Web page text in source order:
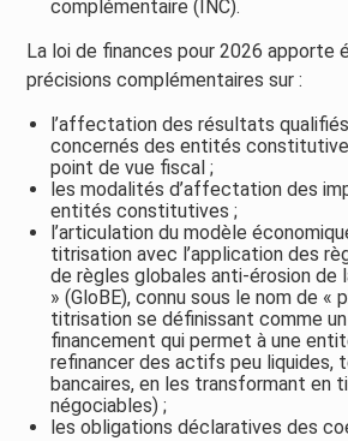
complémentaire (INC).
La loi de finances pour 2026 apporte
précisions complémentaires sur :
l’affectation des résultats
concernés des entités
point de vue fiscal ;
les modalités d’affectation des
entités constitutives ;
l’articulation du modèle
titrisation avec l’application des
de règles globales anti-érosion de
» (GloBE), connu sous le nom de «
titrisation se définissant comme
financement qui permet à une
refinancer des actifs peu liquides,
bancaires, en les transformant en
négociables) ;
les obligations déclaratives des